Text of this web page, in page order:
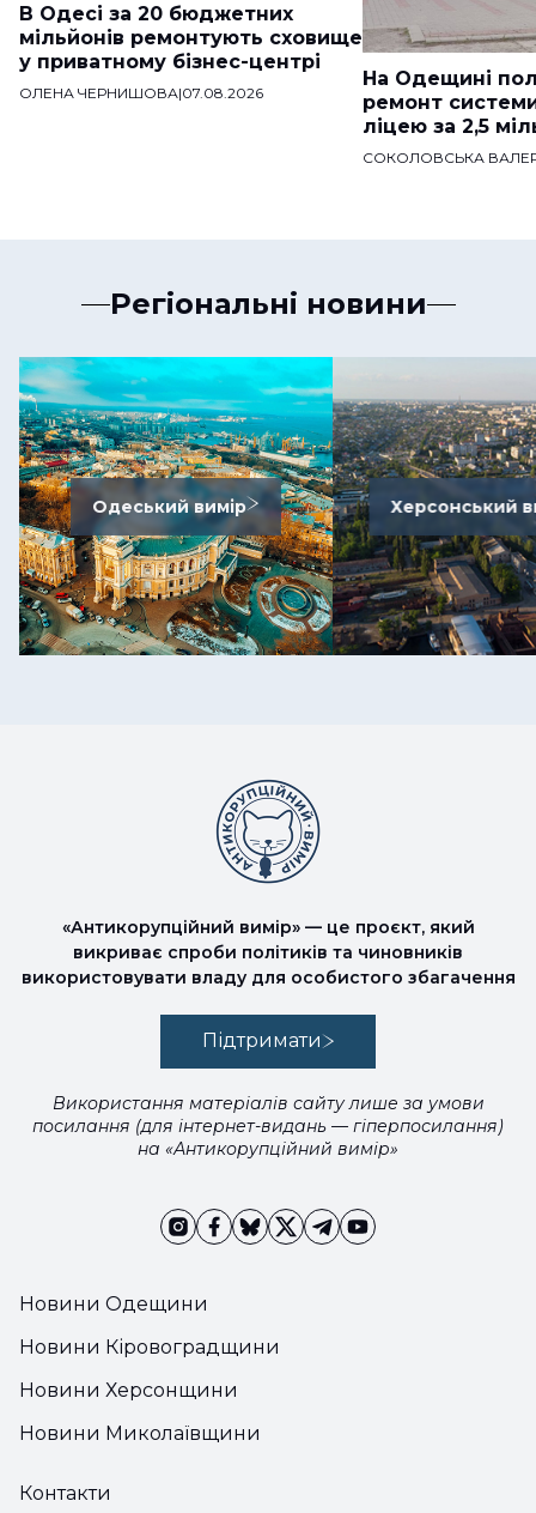
В Одесі за 20 бюджетних
мільйонів ремонтують сховище
у приватному бізнес-центрі
ОЛЕНА ЧЕРНИШОВА|07.08.2026
На Одещині
ремонт
ліцею за 2,5
СОКОЛОВСЬКА
Регіональні новини
Одеський вимір Херсонський
Новини Одещини
Новини Кіровоградщини
Новини Херсонщини
Новини Миколаївщини
«Антикорупційний вимір» — це проєкт, який
викриває спроби політиків та чиновників
використовувати владу для особистого збагачення
Підтримати
Використання матеріалів сайту лише за умови
посилання (для інтернет-видань — гіперпосилання)
на «Антикорупційний вимір»
Контакти